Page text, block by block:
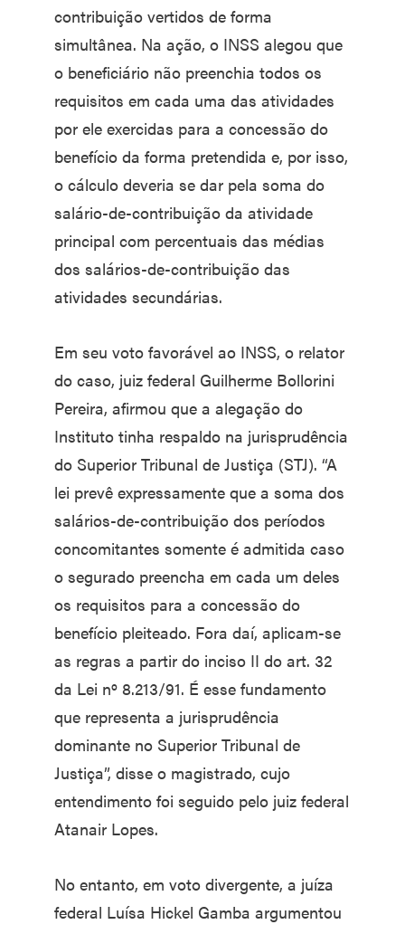
contribuição vertidos de forma
simultânea. Na ação, o INSS alegou que
o beneficiário não preenchia todos os
requisitos em cada uma das atividades
por ele exercidas para a concessão do
benefício da forma pretendida e, por isso,
o cálculo deveria se dar pela soma do
salário-de-contribuição da atividade
principal com percentuais das médias
dos salários-de-contribuição das
atividades secundárias.
Em seu voto favorável ao INSS, o relator
do caso, juiz federal Guilherme Bollorini
Pereira, afirmou que a alegação do
Instituto tinha respaldo na jurisprudência
do Superior Tribunal de Justiça (STJ). “A
lei prevê expressamente que a soma dos
salários-de-contribuição dos períodos
concomitantes somente é admitida caso
o segurado preencha em cada um deles
os requisitos para a concessão do
benefício pleiteado. Fora daí, aplicam-se
as regras a partir do inciso II do art. 32
da Lei nº 8.213/91. É esse fundamento
que representa a jurisprudência
dominante no Superior Tribunal de
Justiça”, disse o magistrado, cujo
entendimento foi seguido pelo juiz federal
Atanair Lopes.
No entanto, em voto divergente, a juíza
federal Luísa Hickel Gamba argumentou